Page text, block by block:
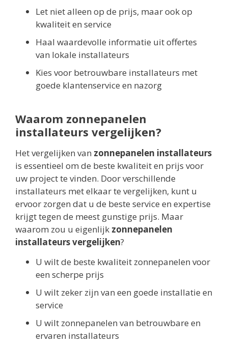
Let niet alleen op de prijs, maar ook op
kwaliteit en service
Haal waardevolle informatie uit offertes
van lokale installateurs
Kies voor betrouwbare installateurs met
goede klantenservice en nazorg
Waarom zonnepanelen
installateurs vergelijken?
Het vergelijken van zonnepanelen installateurs
is essentieel om de beste kwaliteit en prijs voor
uw project te vinden. Door verschillende
installateurs met elkaar te vergelijken, kunt u
ervoor zorgen dat u de beste service en expertise
krijgt tegen de meest gunstige prijs. Maar
waarom zou u eigenlijk zonnepanelen
installateurs vergelijken?
U wilt de beste kwaliteit zonnepanelen voor
een scherpe prijs
U wilt zeker zijn van een goede installatie en
service
U wilt zonnepanelen van betrouwbare en
ervaren installateurs